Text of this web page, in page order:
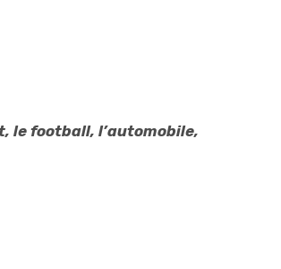
le football, l’automobile,